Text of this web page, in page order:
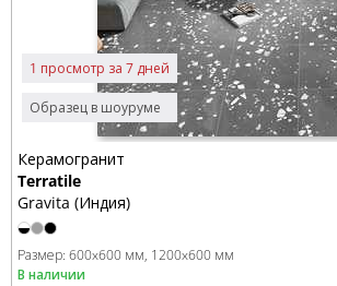
Образец в шоуруме
1 просмотр за 7 дней
Керамогранит
Terratile
Gravita (Индия)
Размер: 600x600 мм 1200x600 мм
В наличии